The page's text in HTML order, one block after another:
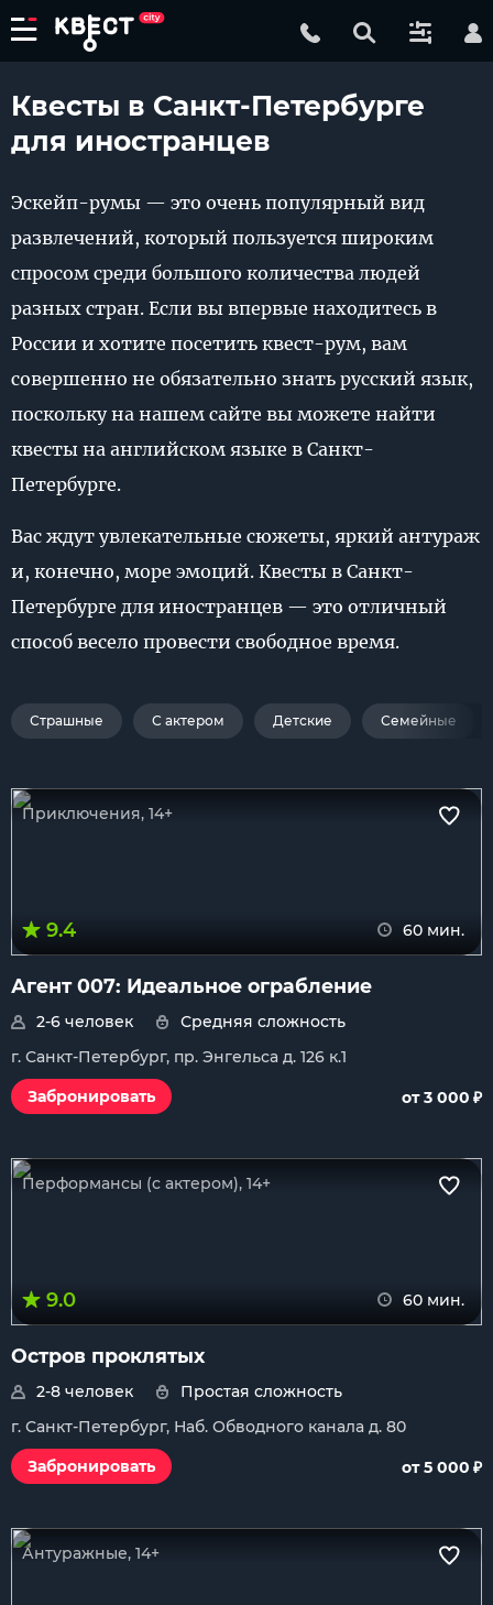
Квесты в Санкт-Петербурге
для иностранцев
Эскейп-румы — это очень популярный вид
развлечений, который пользуется широким
спросом среди большого количества людей
разных стран. Если вы впервые находитесь в
России и хотите посетить квест-рум, вам
совершенно не обязательно знать русский язык,
поскольку на нашем сайте вы можете найти
квесты на английском языке в Санкт-
Петербурге.
Вас ждут увлекательные сюжеты, яркий антураж
и, конечно, море эмоций. Квесты в Санкт-
Петербурге для иностранцев — это отличный
способ весело провести свободное время.
Страшные С актером Детские Семейные
Приключения, 14+
9.4 60 мин.
Агент 007: Идеальное ограбление
2-6 человек
Средняя сложность
г. Санкт-Петербург, пр. Энгельса д. 126 к.1
Забронировать
от 3 000 ₽
Перформансы (с актером), 14+
9.0 60 мин.
Остров проклятых
2-8 человек
Простая сложность
г. Санкт-Петербург, Наб. Обводного канала д. 80
Забронировать
от 5 000 ₽
Антуражные, 14+